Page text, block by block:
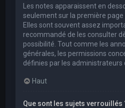
Les notes apparaissent en
seulement sur la première page
Elles sont souvent assez
recommandé de les consulter
possibilité. Tout comme les
générales, les permissions
définies par les administrateurs
Haut
Que sont les sujets verrouillés